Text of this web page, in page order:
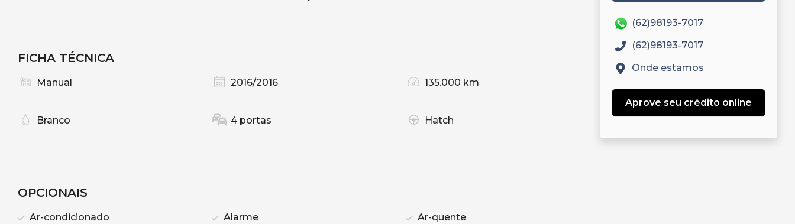
FICHA TÉCNICA
Manual 2016/2016 135.000 km
Branco 4 portas Hatch
OPCIONAIS
Ar-condicionado Alarme
Ar-quente
(62)98193-7017
(62)98193-7017
Onde estamos
Aprove seu crédito online